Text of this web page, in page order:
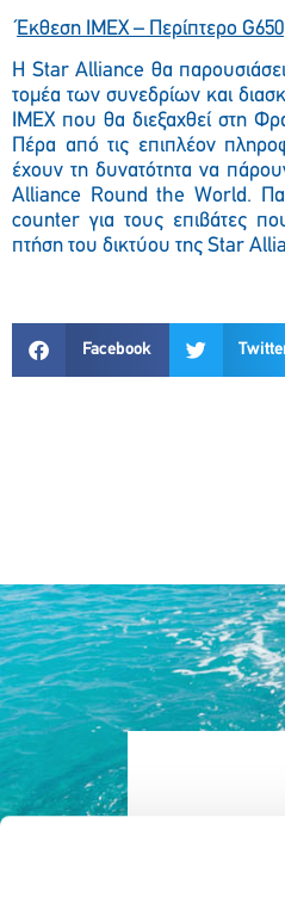
Έκθεση IMEX – Περίπτερο G650
Η Star Alliance θα
τομέα των συνεδρίων και
IMEX που θα διεξαχθεί στη
Πέρα από τις επιπλέον
έχουν τη δυνατότητα να
Alliance Round the World.
counter για τους επιβάτες
πτήση του δικτύου της Star
Facebook